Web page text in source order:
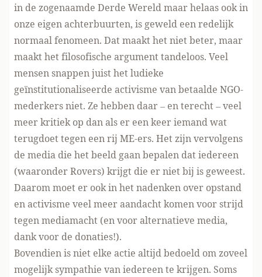
in de zogenaamde Derde Wereld maar helaas ook in
onze eigen achterbuurten, is geweld een redelijk
normaal fenomeen. Dat maakt het niet beter, maar
maakt het filosofische argument tandeloos. Veel
mensen snappen juist het ludieke
geïnstitutionaliseerde activisme van betaalde NGO-
mederkers niet. Ze hebben daar – en terecht – veel
meer kritiek op dan als er een keer iemand wat
terugdoet tegen een rij ME-ers. Het zijn vervolgens
de media die het beeld gaan bepalen dat iedereen
(waaronder Rovers) krijgt die er niet bij is geweest.
Daarom moet er ook in het nadenken over opstand
en activisme veel meer aandacht komen voor strijd
tegen mediamacht (en voor alternatieve media,
dank voor de donaties!).
Bovendien is niet elke actie altijd bedoeld om zoveel
mogelijk sympathie van iedereen te krijgen. Soms